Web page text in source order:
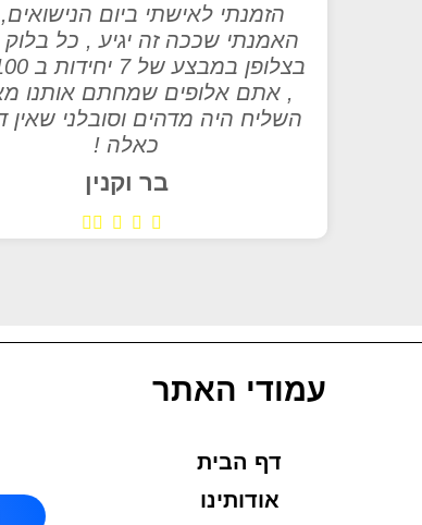
הזמנתי לאישתי ביום
האמנתי שככה זה יגיע , כל בלוק
, אתם אלופים שמחתם אותנו
השליח היה מדהים וסובלני שאין
כאלה !
בר וקנין
עמודי האתר
דף הבית
אודותינו